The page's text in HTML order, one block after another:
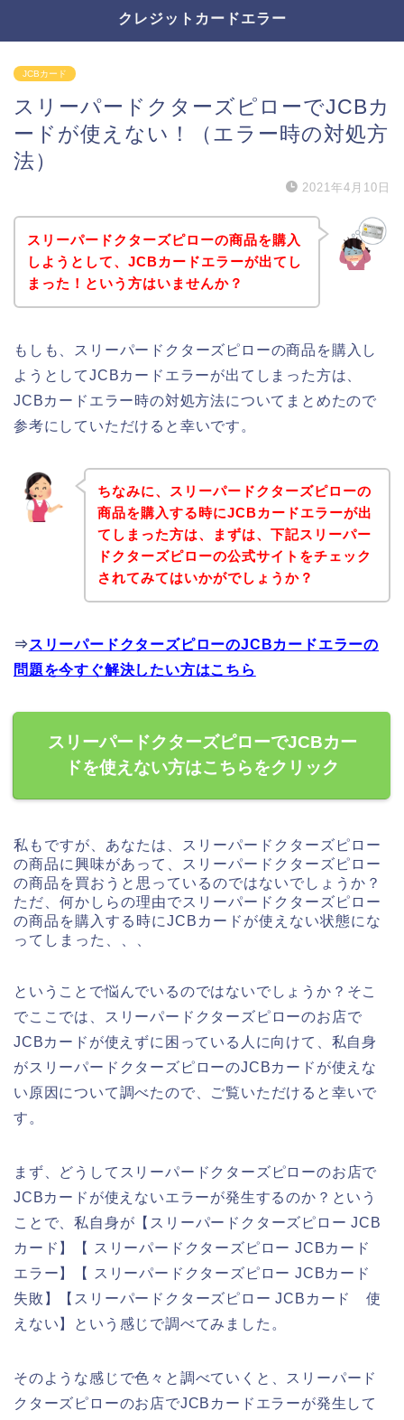
クレジットカードエラー
JCBカード
スリーパードクターズピローでJCBカ
ードが使えない！（エラー時の対処方
法）
2021年4月10日
スリーパードクターズピローの商品を購入
しようとして、JCBカードエラーが出てし
まった！という方はいませんか？
もしも、スリーパードクターズピローの商品を購入し
ようとしてJCBカードエラーが出てしまった方は、
JCBカードエラー時の対処方法についてまとめたので
参考にしていただけると幸いです。
ちなみに、スリーパードクターズピローの
商品を購入する時にJCBカードエラーが出
てしまった方は、まずは、下記スリーパー
ドクターズピローの公式サイトをチェック
されてみてはいかがでしょうか？
⇒ スリーパードクターズピローのJCBカードエラーの
問題を今すぐ解決したい方はこちら
スリーパードクターズピローでJCBカー
ドを使えない方はこちらをクリック
私もですが、あなたは、スリーパードクターズピロー
の商品に興味があって、スリーパードクターズピロー
の商品を買おうと思っているのではないでしょうか？
ただ、何かしらの理由でスリーパードクターズピロー
の商品を購入する時にJCBカードが使えない状態にな
ってしまった、、、
ということで悩んでいるのではないでしょうか？そこ
でここでは、スリーパードクターズピローのお店で
JCBカードが使えずに困っている人に向けて、私自身
がスリーパードクターズピローのJCBカードが使えな
い原因について調べたので、ご覧いただけると幸いで
す。
まず、どうしてスリーパードクターズピローのお店で
JCBカードが使えないエラーが発生するのか？という
ことで、私自身が【スリーパードクターズピロー JCB
カード】【 スリーパードクターズピロー JCBカード
エラー】【 スリーパードクターズピロー JCBカード
失敗】【スリーパードクターズピロー JCBカード 使
えない】という感じで調べてみました。
そのような感じで色々と調べていくと、スリーパード
クターズピローのお店でJCBカードエラーが発生して